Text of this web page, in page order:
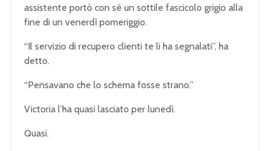
assistente portò con sé un sottile fascicolo grigio alla
fine di un venerdì pomeriggio.
“Il servizio di recupero clienti te li ha segnalati”, ha
detto.
“Pensavano che lo schema fosse strano.”
Victoria l’ha quasi lasciato per lunedì.
Quasi.